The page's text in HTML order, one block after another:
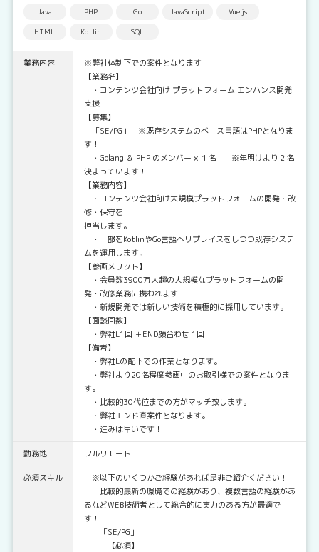
Java PHP Go JavaScript
Vue.js
HTML
Kotlin SQL
業務内容
※弊社体制下での案件となります
【業務名】
・コンテンツ会社向け プラットフォーム エンハンス開発
支援
【募集】
「SE/PG」 ※既存システムのベース言語はPHPとなりま
す！
・Golang ＆ PHP のメンバー × １名 ※年明けより２名
決まっています！
【業務内容】
・コンテンツ会社向け大規模プラットフォームの開発・改
修・保守を
担当します。
・一部をKotlinやGo言語へリプレイスをしつつ既存システ
ムを運用します。
【参画メリット】
・会員数3900万人超の大規模なプラットフォームの開
発・改修業務に携われます
・新規開発では新しい技術を積極的に採用しています。
【面談回数】
・弊社L1回 ＋END顔合わせ 1回
【備考】
・弊社Lの配下での作業となります。
・弊社より20名程度参画中のお取引様での案件となりま
す。
・比較的30代位までの方がマッチ致します。
・弊社エンド直案件となります。
・進みは早いです！
勤務地 フルリモート
必須スキル
※以下のいくつかご経験があれば是非ご紹介ください！
比較的最新の環境での経験があり、複数言語の経験があ
るなどWEB技術者として総合的に実力のある方が最適で
す！
「SE/PG」
【必須】